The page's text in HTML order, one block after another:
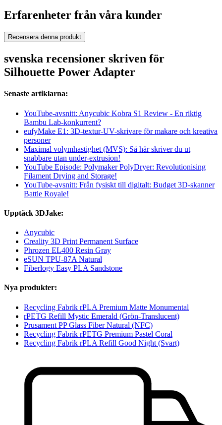
Erfarenheter från våra kunder
Recensera denna produkt
svenska recensioner skriven för
Silhouette Power Adapter
Senaste artiklarna:
YouTube-avsnitt: Anycubic Kobra S1 Review - En riktig
Bambu Lab-konkurrent?
eufyMake E1: 3D-textur-UV-skrivare för makare och kreativa
personer
Maximal volymhastighet (MVS): Så här skriver du ut
snabbare utan under-extrusion!
YouTube Episode: Polymaker PolyDryer: Revolutionising
Filament Drying and Storage!
YouTube-avsnitt: Från fysiskt till digitalt: Budget 3D-skanner
Battle Royale!
Upptäck 3DJake:
Anycubic
Creality 3D Print Permanent Surface
Phrozen EL400 Resin Gray
eSUN TPU-87A Natural
Fiberlogy Easy PLA Sandstone
Nya produkter:
Recycling Fabrik rPLA Premium Matte Monumental
rPETG Refill Mystic Emerald (Grön-Translucent)
Prusament PP Glass Fiber Natural (NFC)
Recycling Fabrik rPETG Premium Pastel Coral
Recycling Fabrik rPLA Refill Good Night (Svart)